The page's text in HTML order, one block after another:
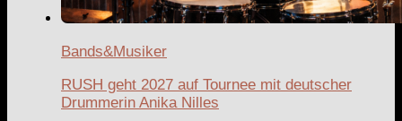
Bands&Musiker
RUSH geht 2027 auf Tournee mit deutscher
Drummerin Anika Nilles